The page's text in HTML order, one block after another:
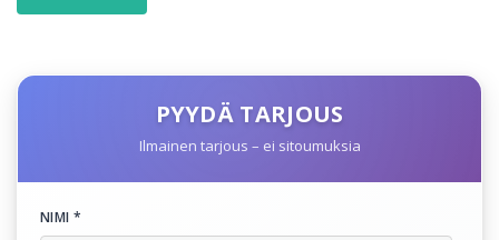
PYYDÄ TARJOUS
Ilmainen tarjous – ei sitoumuksia
NIMI *